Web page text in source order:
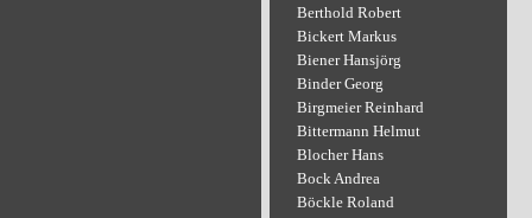
Berthold Robert
Bickert Markus
Biener Hansjörg
Binder Georg
Birgmeier Reinhard
Bittermann Helmut
Blocher Hans
Bock Andrea
Böckle Roland